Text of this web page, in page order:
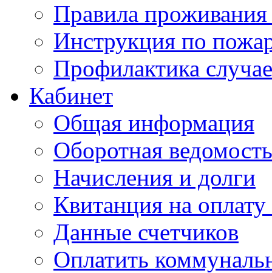
Правила
Инструкция по
Профилактика
Кабинет
Общая информация
Оборотная ведомость
Начисления и долги
Квитанция на
Данные счетчиков
Оплатить